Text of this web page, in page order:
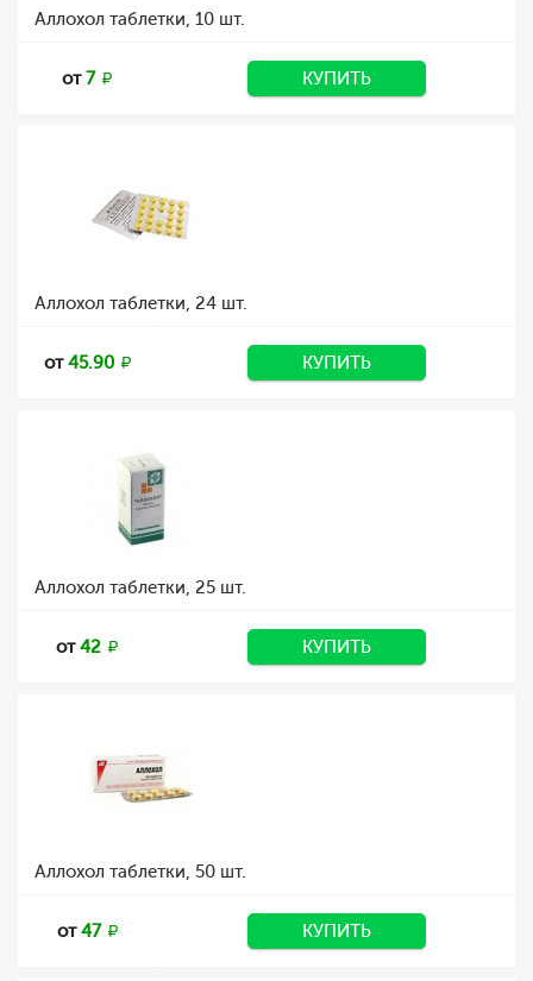
Аллохол таблетки, 10 шт.
от7 КУПИТЬ
Аллохол таблетки, 24 шт.
от45.90 КУПИТЬ
Аллохол таблетки, 25 шт.
от42 КУПИТЬ
Аллохол таблетки, 50 шт.
от47 КУПИТЬ